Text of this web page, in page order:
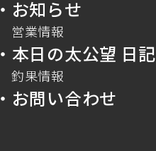
・お知らせ
営業情報
・本日の太公望 日記
釣果情報
・お問い合わせ